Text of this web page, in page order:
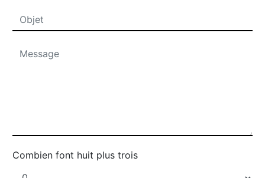
Combien font huit plus trois